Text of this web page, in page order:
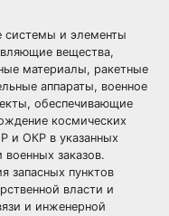
системы и элементы
вещества,
материалы, ракетные
аппараты, военное
обеспечивающие
космических
и ОКР в указанных
заказов.
запасных пунктов
власти и
и инженерной